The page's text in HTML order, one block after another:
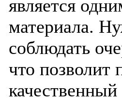
является
материала.
соблюдать
что позволит